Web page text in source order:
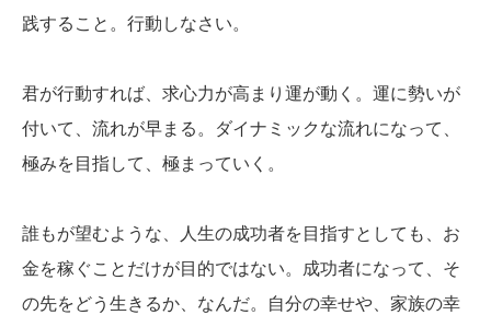
践すること。行動しなさい。
君が行動すれば、求心力が高まり運が動く。運に勢いが
付いて、流れが早まる。ダイナミックな流れになって、
極みを目指して、極まっていく。
誰もが望むような、人生の成功者を目指すとしても、お
金を稼ぐことだけが目的ではない。成功者になって、そ
の先をどう生きるか、なんだ。自分の幸せや、家族の幸